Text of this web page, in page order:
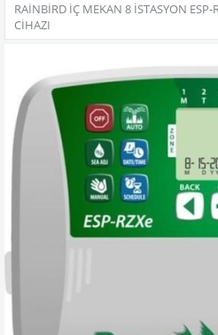
RAINBIRD İÇ MEKAN 8 İSTASYON
CIHAZI